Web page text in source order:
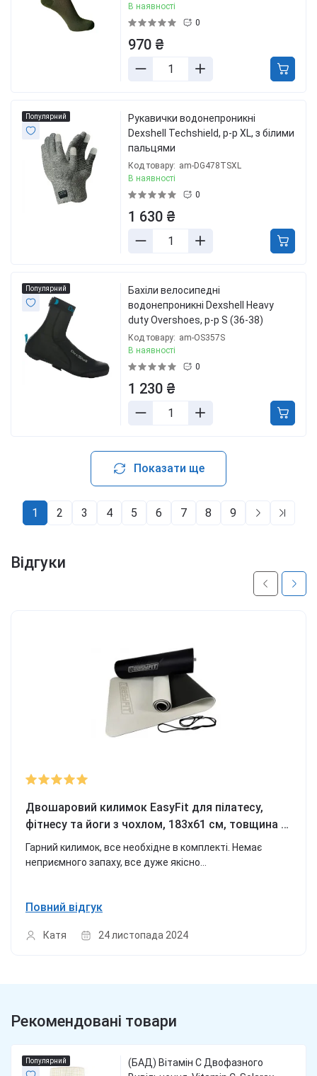
В наявності
0
970 ₴
Популярний
Рукавички водонепроникні
Dexshell Techshield, p-p XL, з білими
пальцями
Код товару: am-DG478TSXL
В наявності
0
1 630 ₴
Популярний
Бахіли велосипедні
водонепроникні Dexshell Heavy
duty Overshoes, р-р S (36-38)
Код товару: am-OS357S
В наявності
0
1 230 ₴
Показати ще
1 2 3 4 5 6 7 8 9
Відгуки
Двошаровий килимок EasyFit для пілатесу,
фітнесу та йоги з чохлом, 183x61 см, товщина 6
мм, TPE/TC, ECO-Friendly, сіро-чорний
Гарний килимок, все необхідне в комплекті. Немає
неприємного запаху, все дуже якісно...
Повний відгук
Катя 24 листопада 2024
Рекомендовані товари
Популярний
(БАД) Вітамін С Двофазного